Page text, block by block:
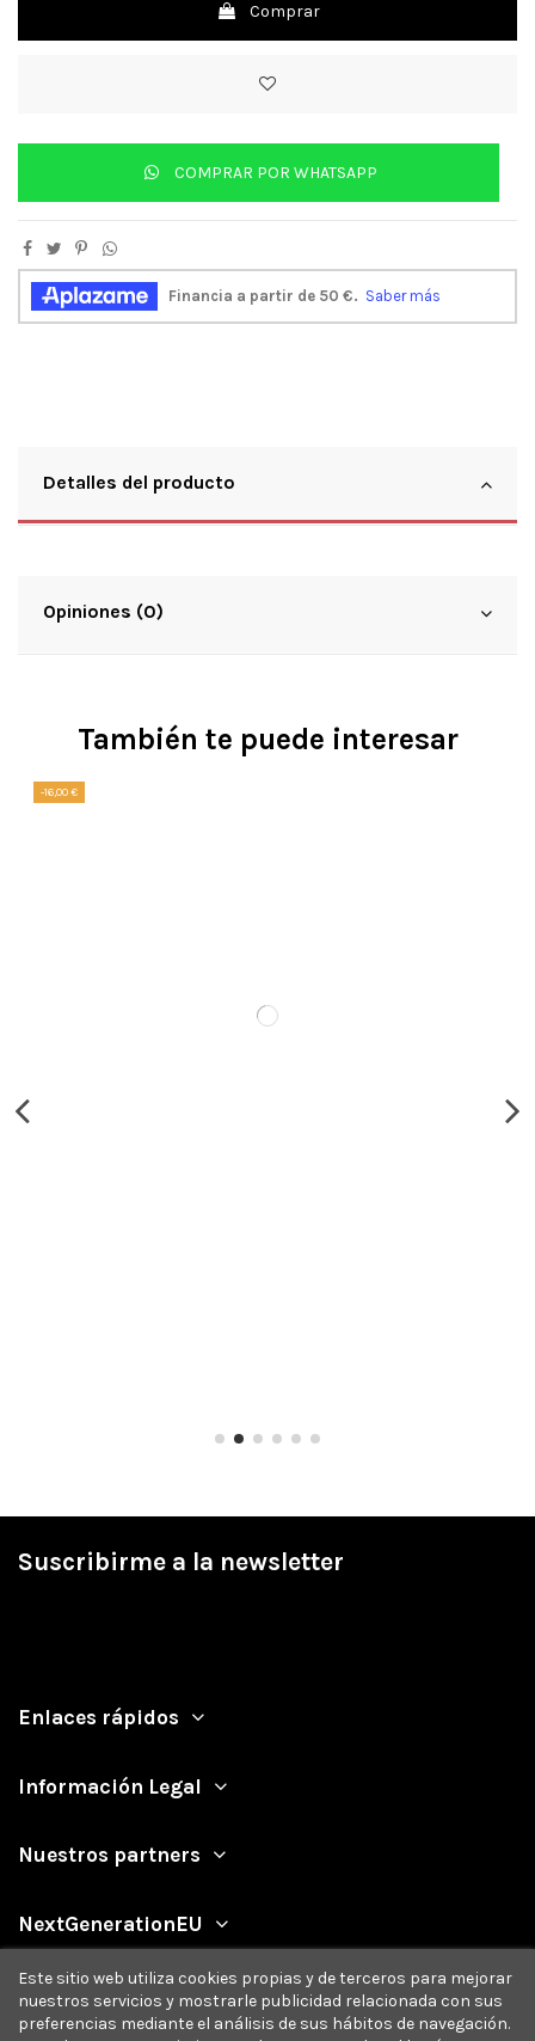
Comprar
COMPRAR POR WHATSAPP
Detalles del producto
Opiniones (0)
También te puede interesar
-16,00 €
Suscribirme a la newsletter
Enlaces rápidos
Información Legal
Nuestros partners
NextGenerationEU
Este sitio web utiliza cookies propias y de terceros para mejorar
nuestros servicios y mostrarle publicidad relacionada con sus
preferencias mediante el análisis de sus hábitos de navegación.